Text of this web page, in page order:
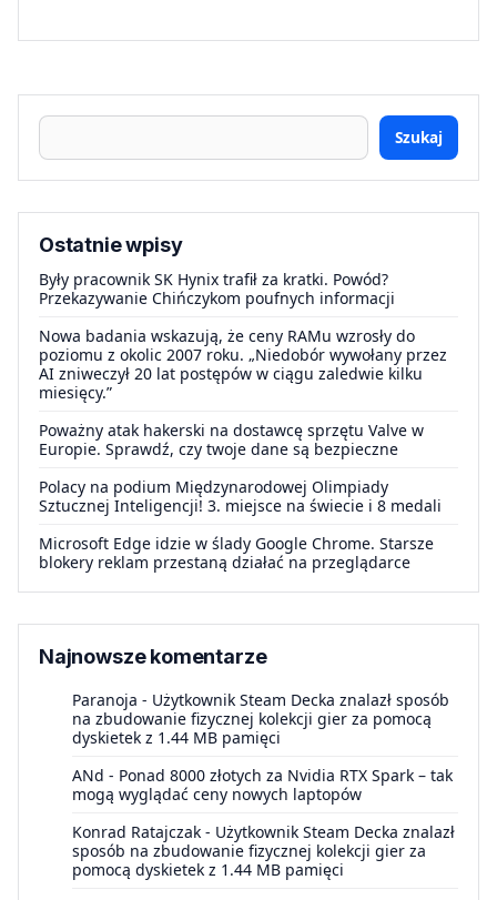
Szukaj
Ostatnie wpisy
Były pracownik SK Hynix trafił za kratki. Powód?
Przekazywanie Chińczykom poufnych informacji
Nowa badania wskazują, że ceny RAMu wzrosły do
poziomu z okolic 2007 roku. „Niedobór wywołany przez
AI zniweczył 20 lat postępów w ciągu zaledwie kilku
miesięcy.”
Poważny atak hakerski na dostawcę sprzętu Valve w
Europie. Sprawdź, czy twoje dane są bezpieczne
Polacy na podium Międzynarodowej Olimpiady
Sztucznej Inteligencji! 3. miejsce na świecie i 8 medali
Microsoft Edge idzie w ślady Google Chrome. Starsze
blokery reklam przestaną działać na przeglądarce
Najnowsze komentarze
Paranoja - Użytkownik Steam Decka znalazł sposób
na zbudowanie fizycznej kolekcji gier za pomocą
dyskietek z 1.44 MB pamięci
ANd - Ponad 8000 złotych za Nvidia RTX Spark – tak
mogą wyglądać ceny nowych laptopów
Konrad Ratajczak - Użytkownik Steam Decka znalazł
sposób na zbudowanie fizycznej kolekcji gier za
pomocą dyskietek z 1.44 MB pamięci